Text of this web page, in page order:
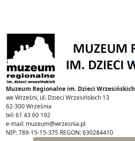
Muzeum Regionalne im. Dzieci Wrzesińskich
we Wrześni, ul. Dzieci Wrzesińskich 13
62-300 Września
tel: 61 43 60 192
e-mail: muzeum@wrzesnia.pl
NIP: 789-15-15-375 REGON: 630284410